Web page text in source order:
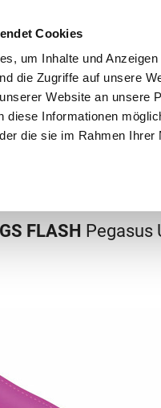
Cookies
um Inhalte und
die Zugriffe auf unsere
Website an unsere
diese Informationen
die sie im Rahmen
3 x täglich an Werktagen!
FLASH Pegasus